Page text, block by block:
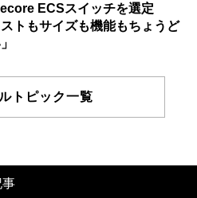
ECSスイッチを選定
ストもサイズも機能もちょうど
トピック一覧